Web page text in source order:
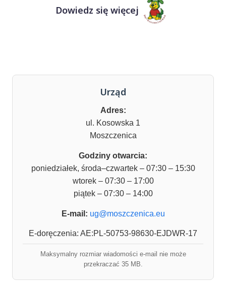
Dowiedz się więcej
Urząd
Adres:
ul. Kosowska 1
Moszczenica
Godziny otwarcia:
poniedziałek, środa–czwartek – 07:30 – 15:30
wtorek – 07:30 – 17:00
piątek – 07:30 – 14:00
E-mail: ug@moszczenica.eu
E-doręczenia: AE:PL-50753-98630-EJDWR-17
Maksymalny rozmiar wiadomości e-mail nie może
przekraczać 35 MB.